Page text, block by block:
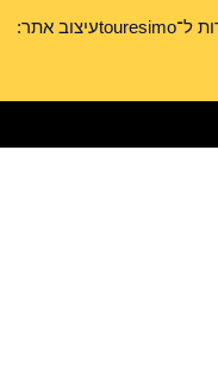
עיצוב אתר: